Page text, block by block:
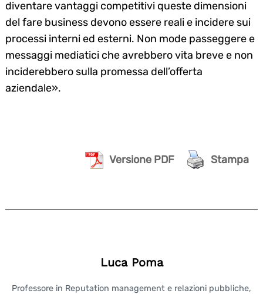
diventare vantaggi competitivi queste dimensioni
del fare business devono essere reali e incidere sui
processi interni ed esterni. Non mode passeggere e
messaggi mediatici che avrebbero vita breve e non
inciderebbero sulla promessa dell’offerta
aziendale».
Versione PDF Stampa
Luca Poma
Professore in Reputation management e relazioni pubbliche,